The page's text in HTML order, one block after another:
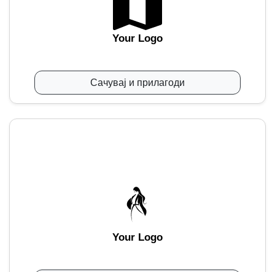
Your Logo
Сачувај и прилагоди
Your Logo